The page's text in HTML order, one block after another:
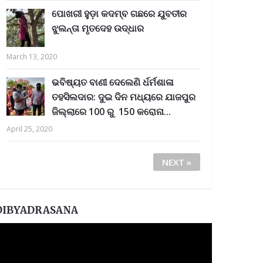
ପୋଖରୀ ହୁଡ଼ା କଦମ୍ବ ଗଛରେ ଯୁବତୀର
ଝୁଲନ୍ତା ମୃତଦେହ ଉଦ୍ଧାର
March 13, 2020
ଭବିଷ୍ୟତ ବାଣୀ ଦେଲେଣି ର୍ଧର୍ମଶାଳା
ତହସିଲଦାର: ଦୁଇ ଦିନ ମଧ୍ୟରେ ଯାଜପୁର
ଜିଲ୍ଲାରେ 100 ରୁ 150 କରୋନା...
April 25, 2020
NEXT »